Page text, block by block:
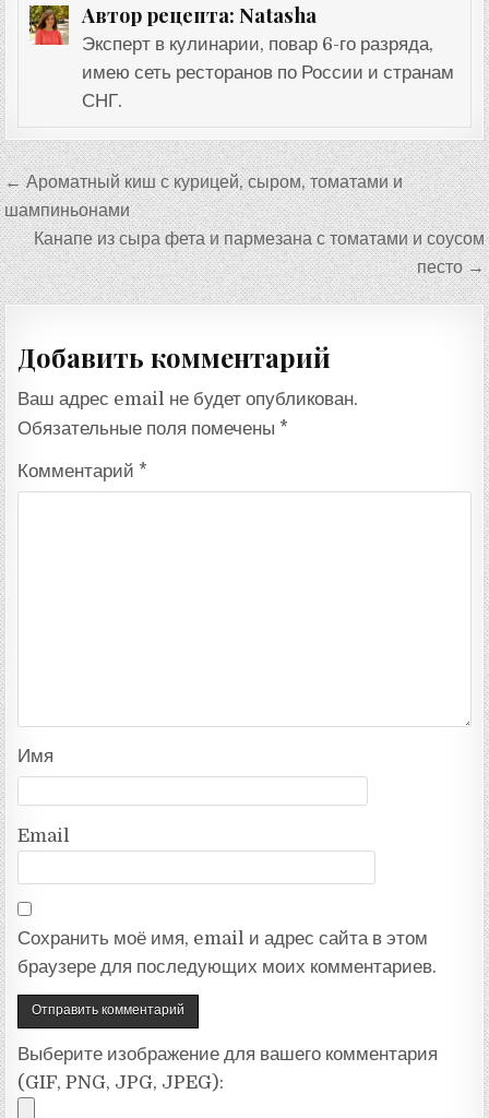
Автор рецепта: Natasha
Эксперт в кулинарии, повар 6-го разряда,
имею сеть ресторанов по России и странам
СНГ.
Навигация
по
записям
← Ароматный киш с курицей, сыром, томатами и
шампиньонами
Канапе из сыра фета и пармезана с томатами и соусом
песто →
Добавить комментарий
Ваш адрес email не будет опубликован.
Обязательные поля помечены *
Комментарий *
Имя
Email
Сохранить моё имя, email и адрес сайта в этом
браузере для последующих моих комментариев.
Выберите изображение для вашего комментария
(GIF, PNG, JPG, JPEG):